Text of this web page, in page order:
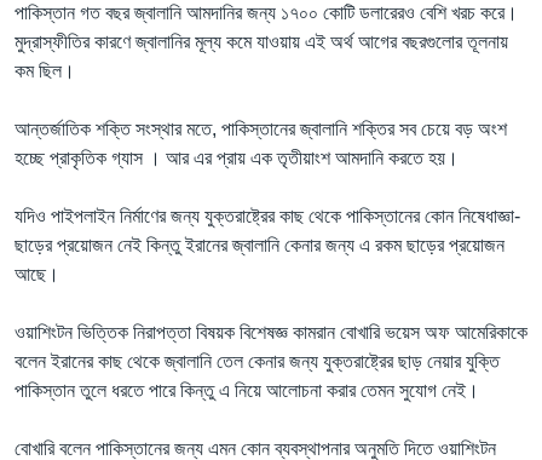
পাকিস্তান গত বছর জ্বালানি আমদানির জন্য ১৭০০ কোটি ডলারেরও বেশি খরচ করে।
মুদ্রাস্ফীতির কারণে জ্বালানির মূল্য কমে যাওয়ায় এই অর্থ আগের বছরগুলোর তূলনায়
কম ছিল।
আন্তর্জাতিক শক্তি সংস্থার মতে, পাকিস্তানের জ্বালানি শক্তির সব চেয়ে বড় অংশ
হচ্ছে প্রাকৃতিক গ্যাস । আর এর প্রায় এক তৃতীয়াংশ আমদানি করতে হয়।
যদিও পাইপলাইন নির্মাণের জন্য যুক্তরাষ্ট্রের কাছ থেকে পাকিস্তানের কোন নিষেধাজ্ঞা-
ছাড়ের প্রয়োজন নেই কিন্তু ইরানের জ্বালানি কেনার জন্য এ রকম ছাড়ের প্রয়োজন
আছে।
ওয়াশিংটন ভিত্তিক নিরাপত্তা বিষয়ক বিশেষজ্ঞ কামরান বোখারি ভয়েস অফ আমেরিকাকে
বলেন ইরানের কাছ থেকে জ্বালানি তেল কেনার জন্য যুক্তরাষ্ট্রের ছাড় নেয়ার যুক্তি
পাকিস্তান তুলে ধরতে পারে কিন্তু এ নিয়ে আলোচনা করার তেমন সুযোগ নেই।
বোখারি বলেন পাকিস্তানের জন্য এমন কোন ব্যবস্থাপনার অনুমতি দিতে ওয়াশিংটন